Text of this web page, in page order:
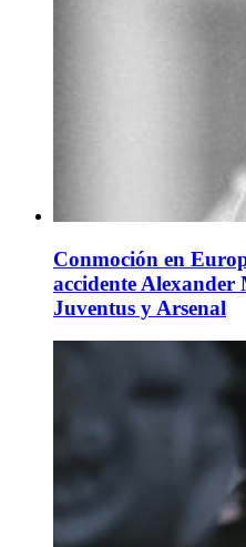
Conmoción en
accidente Alexander
Juventus y Arsenal